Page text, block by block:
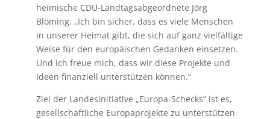
heimische CDU-Landtagsabgeordnete Jörg
Blöming. „Ich bin sicher, dass es viele Menschen
in unserer Heimat gibt, die sich auf ganz vielfältige
Weise für den europäischen Gedanken einsetzen.
Und ich freue mich, dass wir diese Projekte und
Ideen finanziell unterstützen können.“
Ziel der Landesinitiative „Europa-Schecks“ ist es,
gesellschaftliche Europaprojekte zu unterstützen